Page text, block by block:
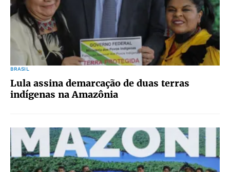
BRASIL
Lula assina demarcação de duas terras
indígenas na Amazônia